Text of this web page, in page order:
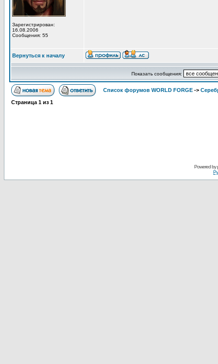
Зарегистрирован:
16.08.2006
Сообщения: 55
Вернуться к началу
Показать сообщения:
Список форумов WORLD FORGE ->
Страница 1 из 1
Powered by